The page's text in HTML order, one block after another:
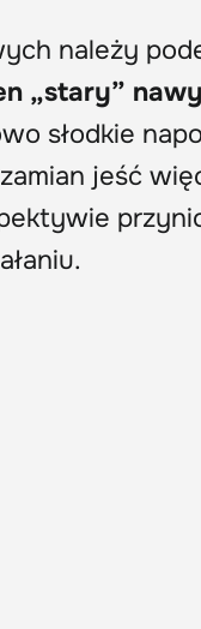
należy
„stary”
słodkie
jeść